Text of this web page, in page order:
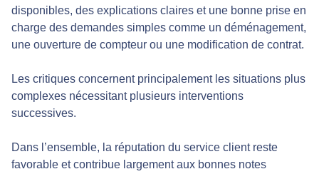
disponibles, des explications claires et une bonne prise en
charge des demandes simples comme un déménagement,
une ouverture de compteur ou une modification de contrat.
Les critiques concernent principalement les situations plus
complexes nécessitant plusieurs interventions
successives.
Dans l’ensemble, la réputation du service client reste
favorable et contribue largement aux bonnes notes